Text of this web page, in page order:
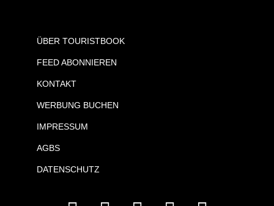
ÜBER TOURISTBOOK
FEED ABONNIEREN
KONTAKT
WERBUNG BUCHEN
IMPRESSUM
AGBS
DATENSCHUTZ